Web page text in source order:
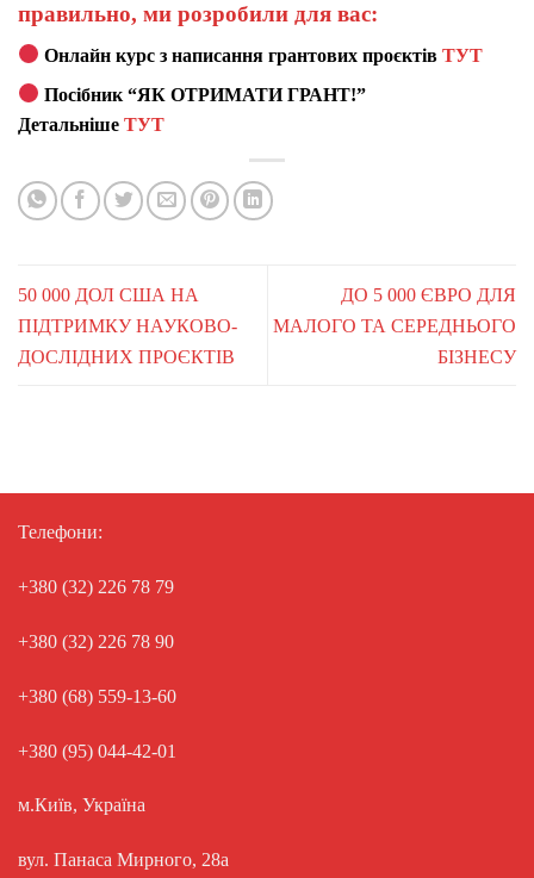
правильно, ми розробили для вас:
Онлайн курс з написання грантових проєктівТУТ
Посібник “ЯК ОТРИМАТИ ГРАНТ!”
Детальніше ТУТ
50 000 ДОЛ США НА
ПІДТРИМКУ НАУКОВО-
ДОСЛІДНИХ ПРОЄКТІВ
ДО 5 000 ЄВРО ДЛЯ
МАЛОГО ТА СЕРЕДНЬОГО
БІЗНЕСУ
Телефони:
+380 (32) 226 78 79
+380 (32) 226 78 90
+380 (68) 559-13-60
+380 (95) 044-42-01
м.Київ, Україна
вул. Панаса Мирного, 28а